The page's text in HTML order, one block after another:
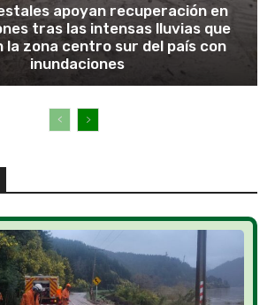
apoyan recuperación en
tras las intensas lluvias que
zona centro sur del país con
inundaciones